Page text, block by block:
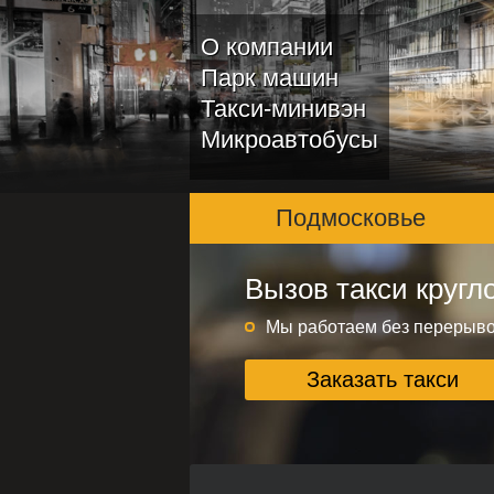
О компании
Парк машин
Такси-минивэн
Микроавтобусы
Подмосковье
Подмосковье и
Круглосуточно без
Заказать такси
Вызов такси
Мы работаем без
Заказать такси